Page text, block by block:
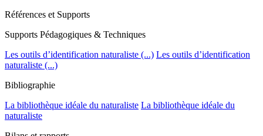
Références et Supports
Supports Pédagogiques & Techniques
Les outils d’identification naturaliste (...) Les outils d’identification
naturaliste (...)
Bibliographie
La bibliothèque idéale du naturaliste La bibliothèque idéale du
naturaliste